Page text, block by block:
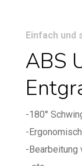
Einfach und
ABS
-180°
-
-Bearbeitung